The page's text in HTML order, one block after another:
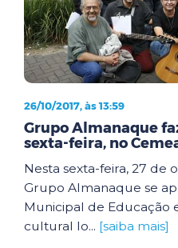
26/10/2017, às 13:59
Grupo Almanaque
sexta-feira, no
Nesta sexta-feira, 27 de
Grupo Almanaque se
Municipal de Educação
cultural lo... [saiba mais]